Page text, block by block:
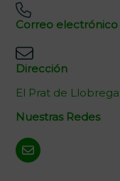
Correo electrónico
Dirección
El Prat de
Nuestras Redes